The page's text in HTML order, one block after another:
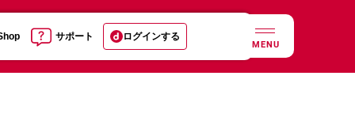
サポート ログインする
MENU